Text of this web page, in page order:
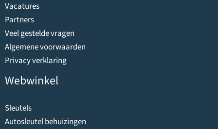
Vacatures
Partners
Veel gestelde vragen
Algemene voorwaarden
Privacy verklaring
Webwinkel
Sleutels
Autosleutel behuizingen